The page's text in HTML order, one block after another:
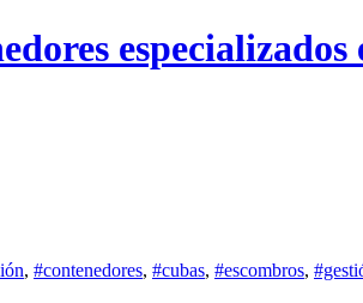
especializados
, #contenedores, #cubas, #escombros,